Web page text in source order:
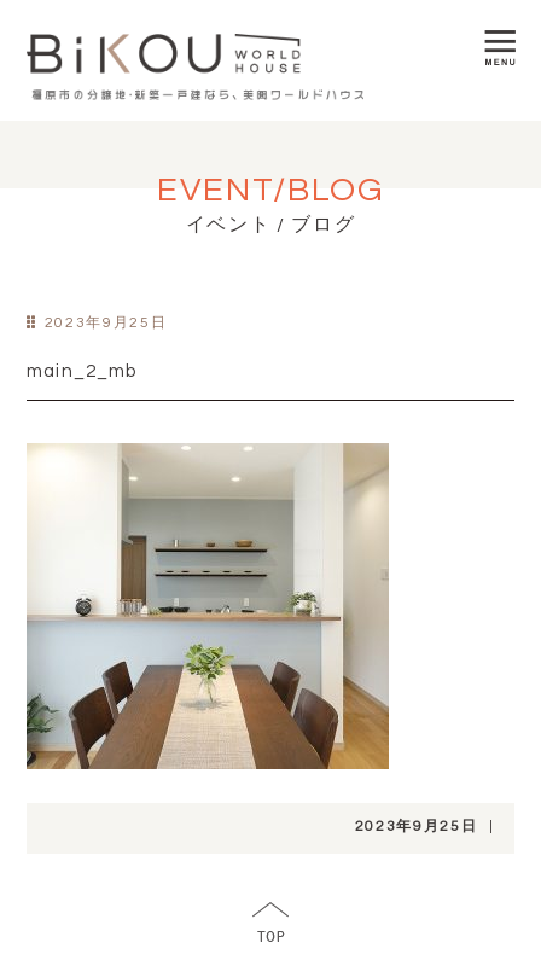
EVENT/BLOG
イベント / ブログ
2023年9月25日
main_2_mb
2023年9月25日